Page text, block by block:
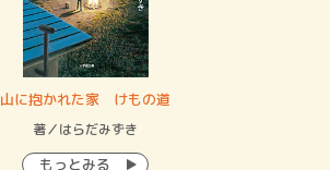
山に抱かれた家 けもの道
著／はらだみずき
もっとみる